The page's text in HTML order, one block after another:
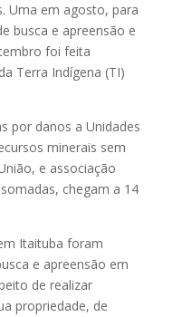
Uma em agosto, para
busca e apreensão e
foi feita
Terra Indígena (TI)
por danos a Unidades
minerais sem
e associação
chegam a 14
Itaituba foram
e apreensão em
de realizar
propriedade, de